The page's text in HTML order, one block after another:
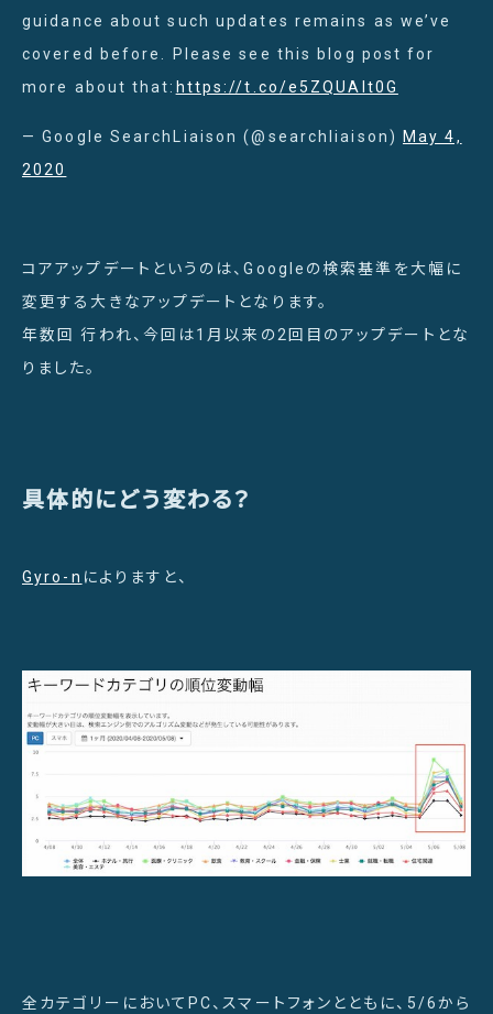
guidance about such updates remains as we’ve
covered before. Please see this blog post for
more about that: https://t.co/e5ZQUAlt0G
— Google SearchLiaison (@searchliaison)May 4,
2020
コアアップデートというのは、Googleの検索基準を大幅に
変更する大きなアップデートとなります。
年数回 行われ、今回は1月以来の2回目のアップデートとな
りました。
具体的にどう変わる？
Gyro-n によりますと、
全カテゴリーにおいてPC、スマートフォンとともに、5/6から